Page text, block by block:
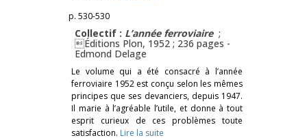
p. 530-530
Collectif : L’année ferroviaire ;
Éditions Plon, 1952 ; 236 pages -
Edmond Delage
Le volume qui a été consacré à l’année
ferroviaire 1952 est conçu selon les mêmes
principes que ses devanciers, depuis 1947.
Il marie à l’agréable l’utile, et donne à tout
esprit curieux de ces problèmes toute
satisfaction. Lire la suite